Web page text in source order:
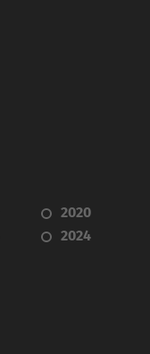
2020
2024